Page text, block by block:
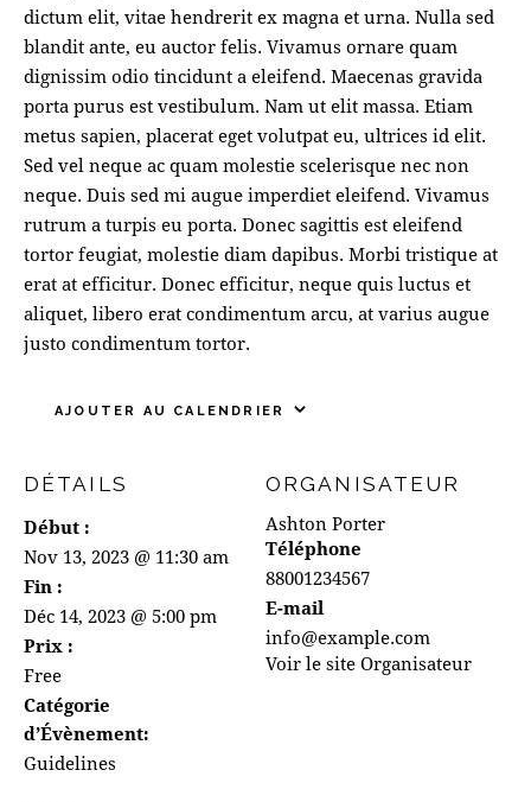
dictum elit, vitae hendrerit ex magna et urna. Nulla sed
blandit ante, eu auctor felis. Vivamus ornare quam
dignissim odio tincidunt a eleifend. Maecenas gravida
porta purus est vestibulum. Nam ut elit massa. Etiam
metus sapien, placerat eget volutpat eu, ultrices id elit.
Sed vel neque ac quam molestie scelerisque nec non
neque. Duis sed mi augue imperdiet eleifend. Vivamus
rutrum a turpis eu porta. Donec sagittis est eleifend
tortor feugiat, molestie diam dapibus. Morbi tristique at
erat at efficitur. Donec efficitur, neque quis luctus et
aliquet, libero erat condimentum arcu, at varius augue
justo condimentum tortor.
AJOUTER AU CALENDRIER
DÉTAILS
Début :
Nov 13, 2023 @ 11:30 am
Fin :
Déc 14, 2023 @ 5:00 pm
Prix :
Free
Catégorie
d’Évènement:
Guidelines
ORGANISATEUR
Ashton Porter
Téléphone
88001234567
E-mail
info@example.com
Voir le site Organisateur